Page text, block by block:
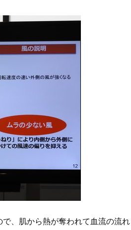
、肌から熱が奪われて血流の流れ